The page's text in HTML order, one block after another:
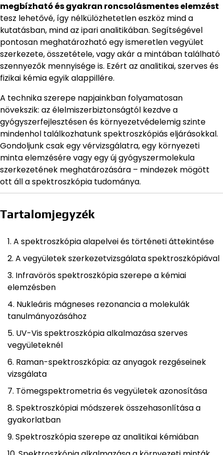
megbízható és gyakran roncsolásmentes elemzést
tesz lehetővé, így nélkülözhetetlen eszköz mind a
kutatásban, mind az ipari analitikában. Segítségével
pontosan meghatározható egy ismeretlen vegyület
szerkezete, összetétele, vagy akár a mintában található
szennyezők mennyisége is. Ezért az analitikai, szerves és
fizikai kémia egyik alappillére.
A technika szerepe napjainkban folyamatosan
növekszik: az élelmiszerbiztonságtól kezdve a
gyógyszerfejlesztésen és környezetvédelemig szinte
mindenhol találkozhatunk spektroszkópiás eljárásokkal.
Gondoljunk csak egy vérvizsgálatra, egy környezeti
minta elemzésére vagy egy új gyógyszermolekula
szerkezetének meghatározására – mindezek mögött
ott áll a spektroszkópia tudománya.
Tartalomjegyzék
A spektroszkópia alapelvei és történeti áttekintése
A vegyületek szerkezetvizsgálata spektroszkópiával
Infravörös spektroszkópia szerepe a kémiai
elemzésben
Nukleáris mágneses rezonancia a molekulák
tanulmányozásához
UV-Vis spektroszkópia alkalmazása szerves
vegyületeknél
Raman-spektroszkópia: az anyagok rezgéseinek
vizsgálata
Tömegspektrometria és vegyületek azonosítása
Spektroszkópiai módszerek összehasonlítása a
gyakorlatban
Spektroszkópia szerepe az analitikai kémiában